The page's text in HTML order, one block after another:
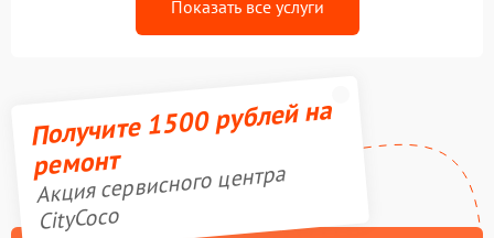
Показать все услуги
Получите 1500 рублей на
ремонт
Акция сервисного центра
CityCoco